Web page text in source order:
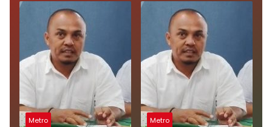
Metro Metro